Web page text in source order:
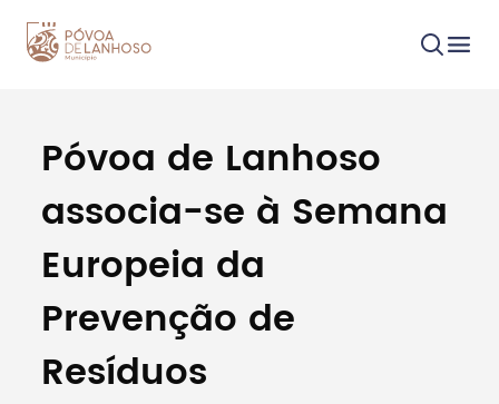
Procurar
Tipo de conteúdo
Póvoa de Lanhoso
associa-se à Semana
Europeia da
Prevenção de
Resíduos